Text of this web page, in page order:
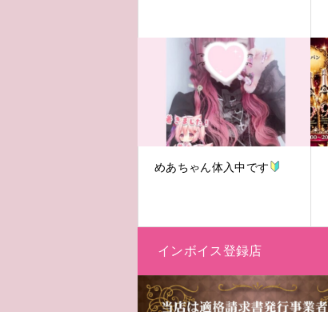
めあちゃん体入中です
インボイス登録店